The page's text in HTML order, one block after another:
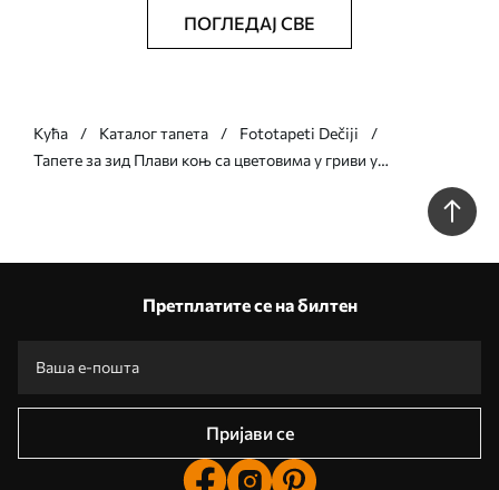
ПОГЛЕДАЈ СВЕ
Кућа Каталог тапета
Fototapeti Dečiji
Тапете за зид Плави коњ са цветовима у гриви у
Претплатите се на билтен
Пријави се